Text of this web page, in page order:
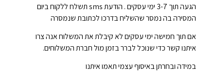
הגעה תוך 3-7 ימי עסקים . הודעת sms תשלח ללקוח ביום
המסירה בה נמסר שהשליח בדרכו לכתובת שנמסרה
אם תוך חמישה ימי עסקים לא קיבלת את המשלוח אנה צרו
איתנו קשר כדי שנוכל לברר בזמן מול חברת המשלוחים.
במידה ובחרתן באיסוף עצמי תאמו איתנו